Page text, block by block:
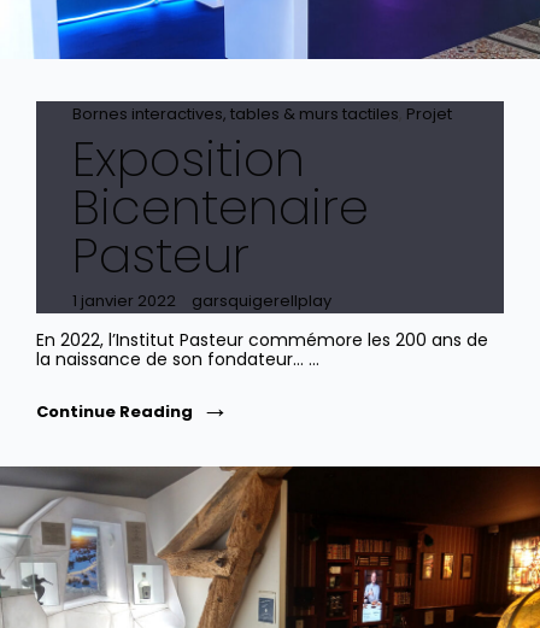
Cat
Links
Bornes interactives, tables & murs tactiles Projet
Exposition
Bicentenaire
Pasteur
Posted
1 janvier 2022 garsquigerellplay
En 2022, l’Institut Pasteur commémore les 200 ans de
la naissance de son fondateur… …
Continue Reading Exposition